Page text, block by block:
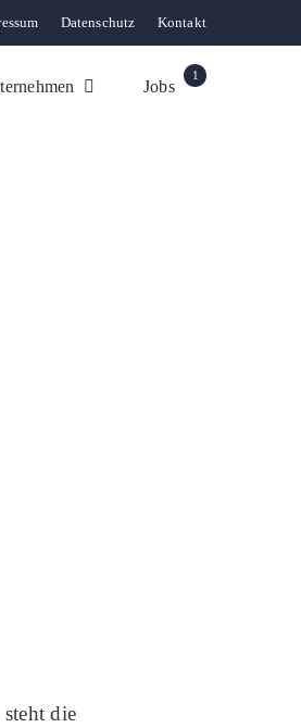
Datenschutz Kontakt
Jobs
1
die